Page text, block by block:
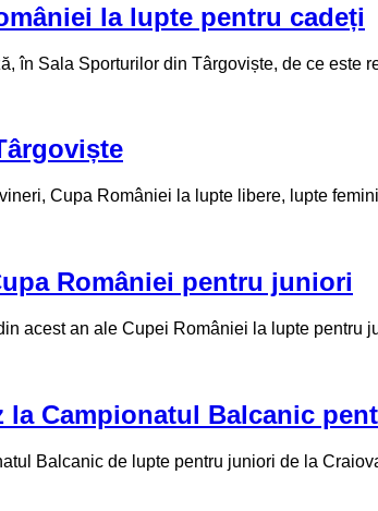
la lupte pentru cadeți
în Sala Sporturilor din Târgoviște, de ce
Cupa României la lupte libere, lupte
României pentru juniori
acest an ale Cupei României la lupte pentru
la Campionatul Balcanic
Balcanic de lupte pentru juniori de la